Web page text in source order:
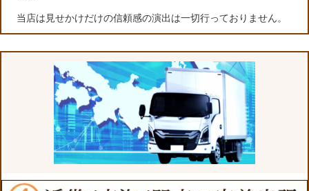
当店は見せかけだけの信頼感の演出は一切行っておりません。